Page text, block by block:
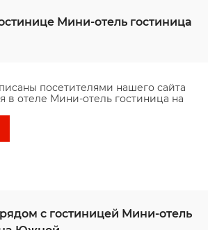
Мини-отель гостиница
посетителями нашего сайта
в отеле Мини-отель гостиница на
с гостиницей Мини-отель